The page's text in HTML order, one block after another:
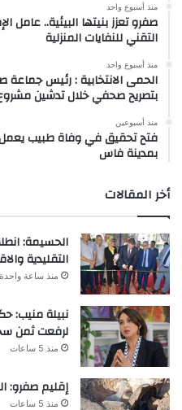
منذ أسبوع واحد
صفرو تعزز بنيتها البيئية..
التقني للنفايات المنزلية
منذ أسبوع واحد
الحمى الانتخابية : رئيس
بتصريح صحفي خلال تدشين
منذ أسبوعين
فتح تحقيق في وفاة طبيب
بمدينة فاس
أخر المقالات
الحسيمة:
التقليدية
منذ ساعة واحدة
نبيلة منيب:
لرفعت ثمن
منذ 5 ساعات
إقليم صفرو:
منذ 5 ساعات